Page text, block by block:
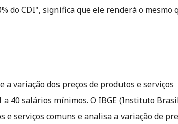
do CDI", significa que ele renderá o mesmo
a variação dos preços de produtos e serviços
40 salários mínimos. O IBGE (Instituto
e serviços comuns e analisa a variação de